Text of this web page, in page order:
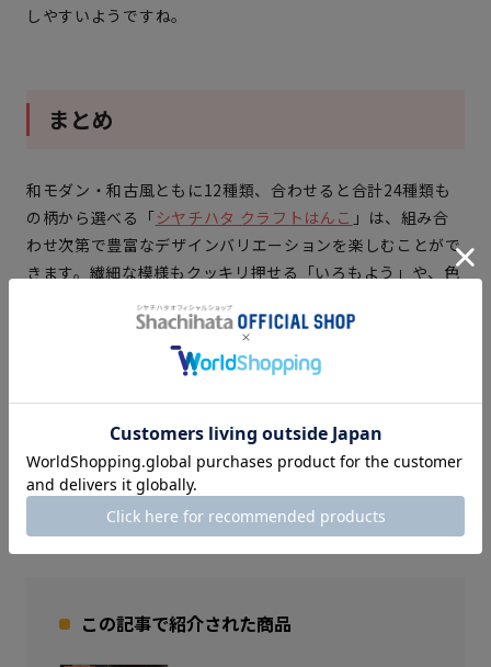
しやすい ようですね。
まとめ
和モダン・和古風ともに12種類、合わせると合計24種類も
の柄から選べる「シヤチハタ クラフトはんこ 」は、組み合
わせ次第で豊富なデザインバリエーションを楽しむことがで
きます。繊細な模様もクッキリ押せる「いろもよう」や、色
緒に使用することで、インクの発色も鮮やかになり、より華
やかに彩ることができるでしょう。
和模様が似合う年賀状やご祝儀・ぽち袋はもちろん、ラッピ
ングデコレーションやメッセージカードまで、好みのはんこ
を組み合わせながら楽しく彩ってみませんか。
この記事で紹介された商品